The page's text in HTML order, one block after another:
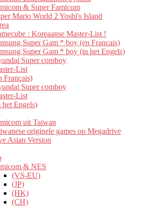
& Super Famicom
Mario World 2 Yoshi's Island
: Koreaanse Master-List !
Super Gam * boy (en Français)
Super Gam * boy (in het Engels)
Super comboy
List
Français)
Super comboy
List
het Engels)
uit Taiwan
originele games op Megadrive
Asian Version
& NES
(VS-EU)
(JP)
(HK)
(CH)